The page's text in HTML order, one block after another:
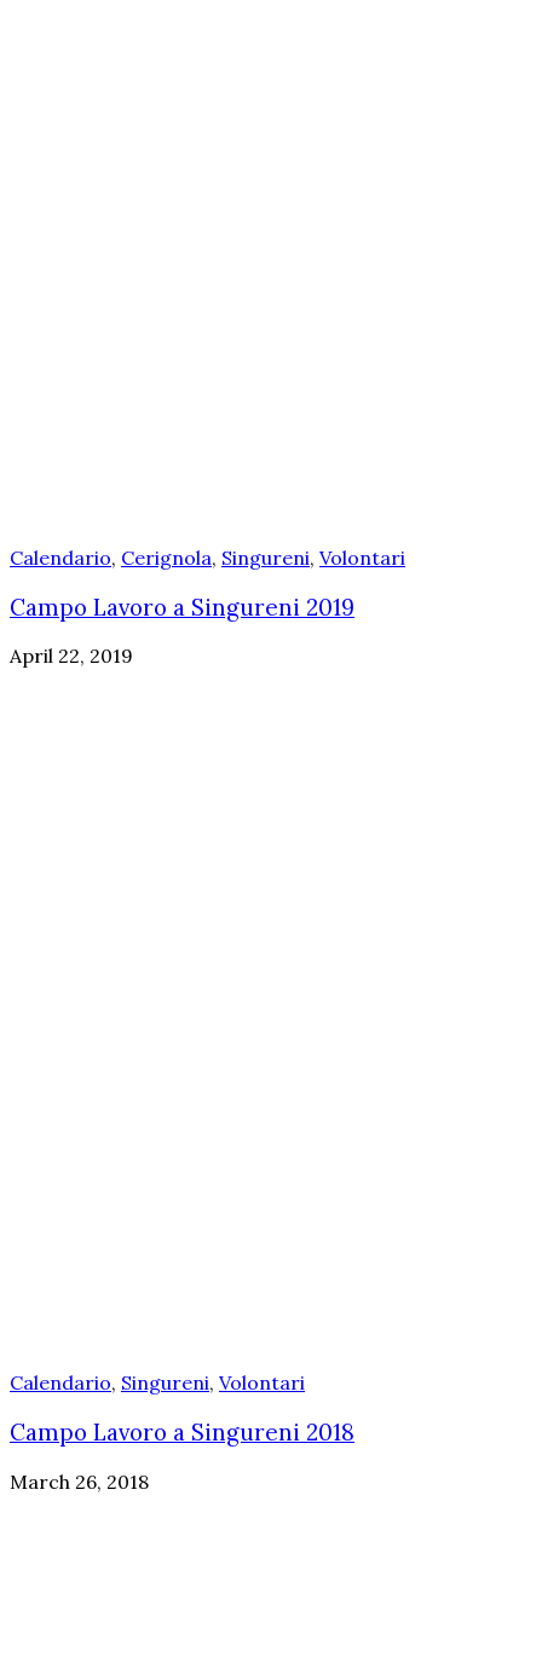
Calendario, Cerignola, Singureni, Volontari
Campo Lavoro a Singureni 2019
April 22, 2019
Calendario, Singureni, Volontari
Campo Lavoro a Singureni 2018
March 26, 2018